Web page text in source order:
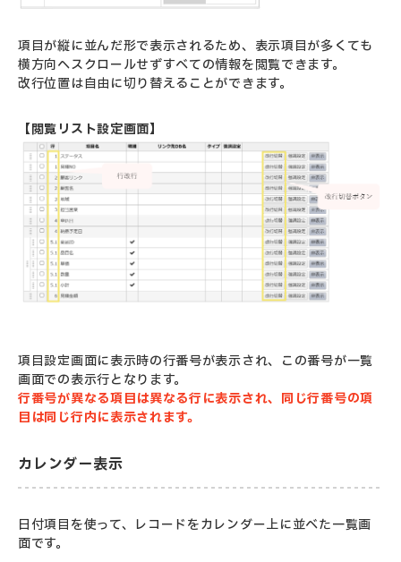
項目が縦に並んだ形で表示されるため、表示項目が多くても
横方向へスクロールせずすべての情報を閲覧できます。
改行位置は自由に切り替えることができます。
【閲覧リスト設定画面】
項目設定画面に表示時の行番号が表示され、この番号が一覧
画面での表示行となります。
行番号が異なる項目は異なる行に表示され、同じ行番号の項
目は同じ行内に表示されます。
カレンダー表示
日付項目を使って、レコードをカレンダー上に並べた一覧画
面です。